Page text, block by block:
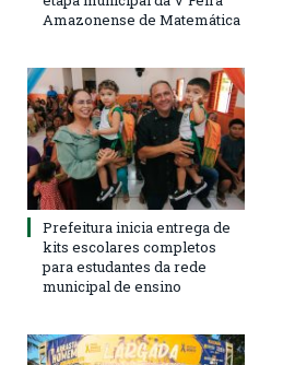
Amazonense de Matemática
Prefeitura inicia entrega de
kits escolares completos
para estudantes da rede
municipal de ensino